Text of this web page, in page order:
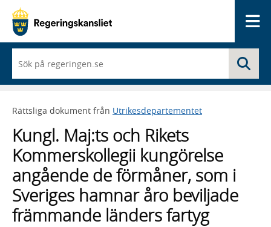
du
börjar
skriva
framträder
lista
med
sökförslag
Rättsliga dokument från Utrikesdepartementet
Kungl. Maj:ts och Rikets
Kommerskollegii kungörelse
angående de förmåner, som i
Sveriges hamnar åro beviljade
främmande länders fartyg